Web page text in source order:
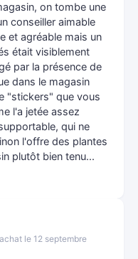
on tombe une
conseiller aimable
et agréable mais un
était visiblement
par la présence de
dans le magasin
"stickers" que vous
l'a jetée assez
qui ne
l'offre des plantes
plutôt bien tenu...
le 12 septembre